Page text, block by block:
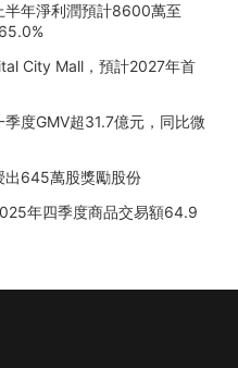
年淨利潤預計8600萬至
City Mall，預計2027年首
度GMV超31.7億元，同比微
645萬股獎勵股份
年四季度商品交易額64.9